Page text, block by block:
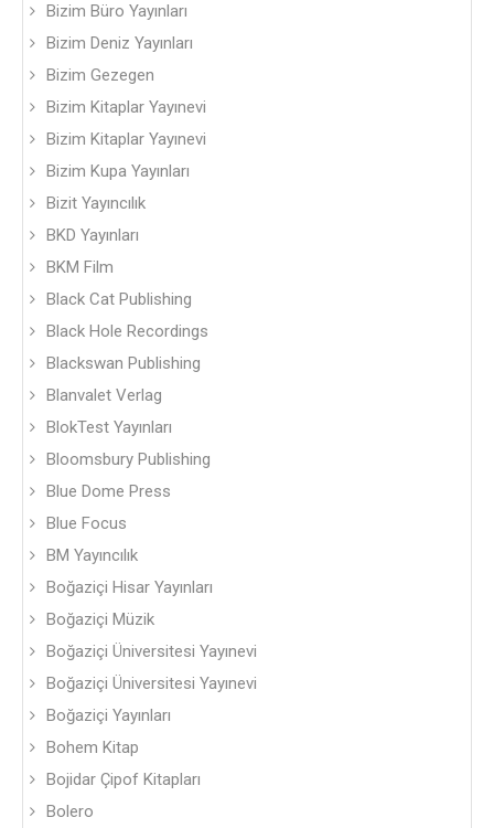
Bizim Büro Yayınları
Bizim Deniz Yayınları
Bizim Gezegen
Bizim Kitaplar Yayınevi
Bizim Kitaplar Yayınevi
Bizim Kupa Yayınları
Bizit Yayıncılık
BKD Yayınları
BKM Film
Black Cat Publishing
Black Hole Recordings
Blackswan Publishing
Blanvalet Verlag
BlokTest Yayınları
Bloomsbury Publishing
Blue Dome Press
Blue Focus
BM Yayıncılık
Boğaziçi Hisar Yayınları
Boğaziçi Müzik
Boğaziçi Üniversitesi Yayınevi
Boğaziçi Üniversitesi Yayınevi
Boğaziçi Yayınları
Bohem Kitap
Bojidar Çipof Kitapları
Bolero